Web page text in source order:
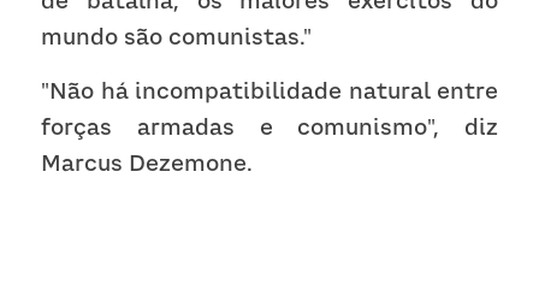
mundo são comunistas."
"Não há incompatibilidade natural entre
forças armadas e comunismo", diz
Marcus Dezemone.